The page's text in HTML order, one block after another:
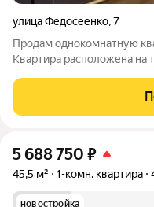
улица Федосеенко,7
Продам однокомнатную
Квартира расположена на
площадь квартиры 30 кВ.,
В квартире сделан
5 688 750 ₽
45,5 м² 1-комн. квартира
новостройка